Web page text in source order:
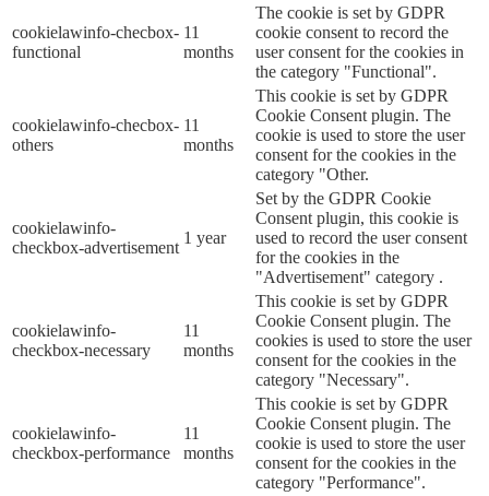
cookielawinfo-checbox-
functional
11
months
The cookie is set by GDPR
cookie consent to record the
user consent for the cookies in
the category "Functional".
cookielawinfo-checbox-
others
11
months
This cookie is set by GDPR
Cookie Consent plugin. The
cookie is used to store the user
consent for the cookies in the
category "Other.
cookielawinfo-
checkbox-advertisement
1 year
Set by the GDPR Cookie
Consent plugin, this cookie is
used to record the user consent
for the cookies in the
"Advertisement" category .
cookielawinfo-
checkbox-necessary
11
months
This cookie is set by GDPR
Cookie Consent plugin. The
cookies is used to store the user
consent for the cookies in the
category "Necessary".
cookielawinfo-
checkbox-performance
11
months
This cookie is set by GDPR
Cookie Consent plugin. The
cookie is used to store the user
consent for the cookies in the
category "Performance".